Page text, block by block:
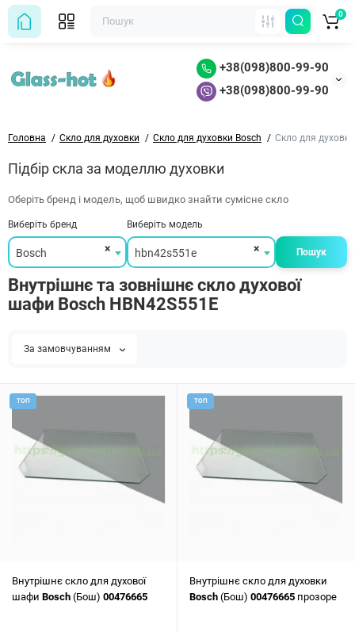
+38(098)800-99-90
+38(098)800-99-90
0
Головна Скло для духовки Скло для духовки Bosch Скло для
Підбір скла за моделлю духовки
Оберіть бренд і модель, щоб швидко знайти сумісне скло
Виберіть бренд
×
Bosch
Виберіть модель
×
hbn42s551e Пошук
Внутрішнє та зовнішнє скло духової
шафи Bosch HBN42S551E
За замовчуванням
ТОП
Внутрішнє скло для духової
шафи Bosch (Бош) 00476665
ТОП
Внутрішнє скло для духовки
Bosch (Бош) 00476665 прозоре